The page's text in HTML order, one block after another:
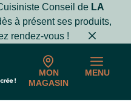
Conseil de LA
à présent ses produits,
rendez-vous !
MON
MAGASIN
MENU